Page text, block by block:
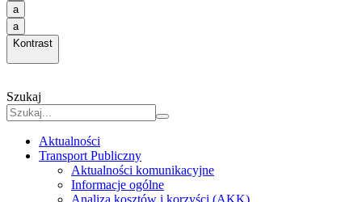
a
a
Kontrast
Szukaj
Aktualności
Transport Publiczny
Aktualności komunikacyjne
Informacje ogólne
Analiza kosztów i korzyści (AKK)